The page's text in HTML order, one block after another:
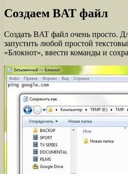
Создаем BAT файл
Создать BAT файл очень просто.
запустить любой простой
«Блокнот», ввести команды и